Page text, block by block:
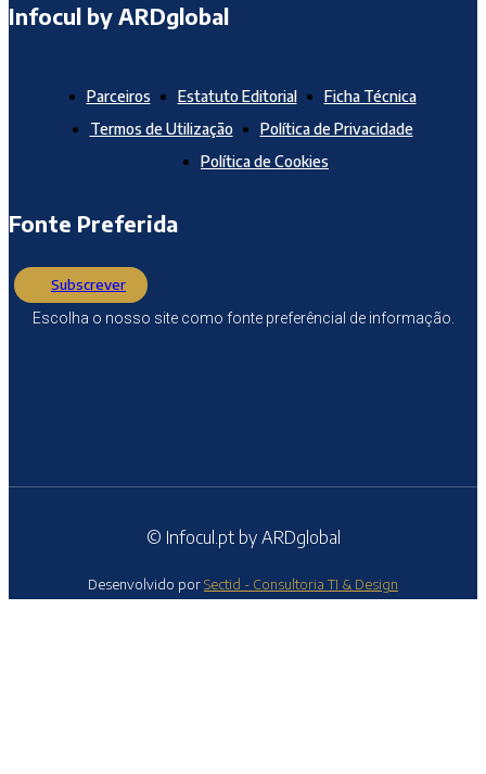
Infocul by ARDglobal
Parceiros Estatuto Editorial
Ficha Técnica
Termos de Utilização
Política de Privacidade
Política de Cookies
Fonte Preferida
Subscrever
Escolha o nosso site como fonte preferêncial de informação.
© Infocul.pt by ARDglobal
Desenvolvido porSectid - Consultoria TI & Design